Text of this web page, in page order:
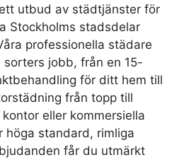
utbud av städtjänster för
Stockholms stadsdelar
professionella städare
sorters jobb, från en 15-
för ditt hem till
från topp till
eller kommersiella
höga standard, rimliga
får du utmärkt